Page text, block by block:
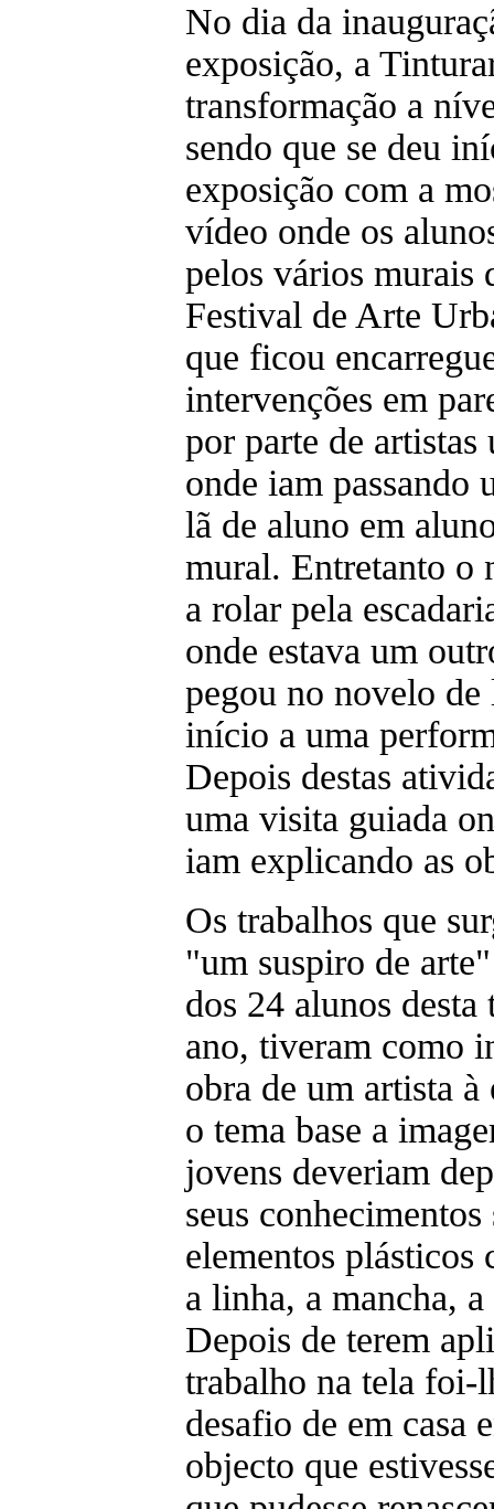
No dia da
exposição, a
transformação a
sendo que se deu
exposição com a
vídeo onde os
pelos vários murais
Festival de Arte
que ficou
intervenções em
por parte de artistas
onde iam passando
lã de aluno em
mural. Entretanto o
a rolar pela
onde estava um
pegou no novelo de
início a uma
Depois destas
uma visita guiada
iam explicando as
Os trabalhos que
"um suspiro de
dos 24 alunos desta
ano, tiveram como
obra de um artista à
o tema base a
jovens deveriam
seus conhecimentos
elementos plásticos
a linha, a mancha,
Depois de terem
trabalho na tela foi-
desafio de em casa
objecto que